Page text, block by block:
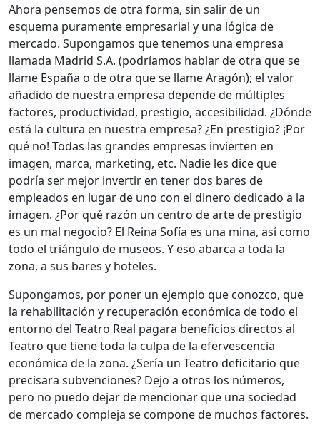
Ahora pensemos de otra forma, sin salir de un
esquema puramente empresarial y una lógica de
mercado. Supongamos que tenemos una empresa
llamada Madrid S.A. (podríamos hablar de otra que se
llame España o de otra que se llame Aragón); el valor
añadido de nuestra empresa depende de múltiples
factores, productividad, prestigio, accesibilidad. ¿Dónde
está la cultura en nuestra empresa? ¿En prestigio? ¡Por
qué no! Todas las grandes empresas invierten en
imagen, marca, marketing, etc. Nadie les dice que
podría ser mejor invertir en tener dos bares de
empleados en lugar de uno con el dinero dedicado a la
imagen. ¿Por qué razón un centro de arte de prestigio
es un mal negocio? El Reina Sofía es una mina, así como
todo el triángulo de museos. Y eso abarca a toda la
zona, a sus bares y hoteles.
Supongamos, por poner un ejemplo que conozco, que
la rehabilitación y recuperación económica de todo el
entorno del Teatro Real pagara beneficios directos al
Teatro que tiene toda la culpa de la efervescencia
económica de la zona. ¿Sería un Teatro deficitario que
precisara subvenciones? Dejo a otros los números,
pero no puedo dejar de mencionar que una sociedad
de mercado compleja se compone de muchos factores.